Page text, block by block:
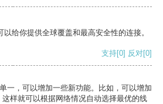
给你提供全球覆盖和最高安全性的连接。
支持[0] 反对[0]
一，可以增加一些新功能。比如，可以增加
样就可以根据网络情况自动选择最优的线